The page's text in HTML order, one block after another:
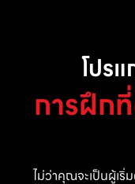
โปร
การฝึก
ไม่ว่าคุณจะเป็นผู้เ